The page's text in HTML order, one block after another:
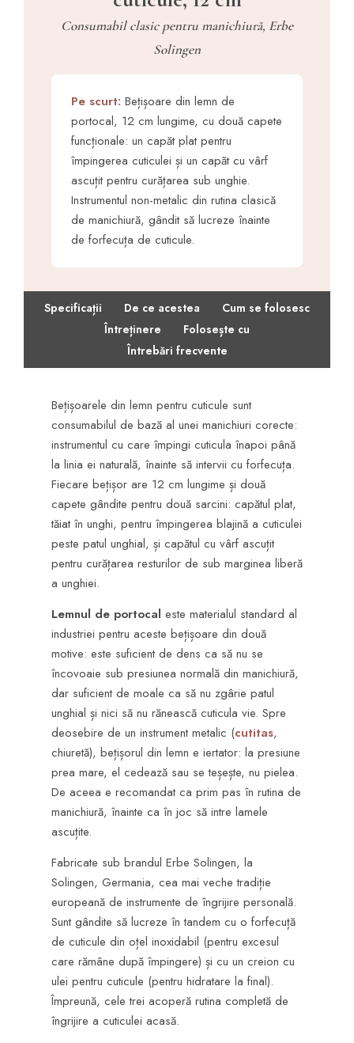
Consumabil clasic pentru manichiură, Erbe
Solingen
Pe scurt: Bețișoare din lemn de
portocal, 12 cm lungime, cu două capete
funcționale: un capăt plat pentru
împingerea cuticulei și un capăt cu vârf
ascuțit pentru curățarea sub unghie.
Instrumentul non-metalic din rutina clasică
de manichiură, gândit să lucreze înainte
de forfecuța de cuticule.
Specificații De ce acestea Cum se folosesc
Întreținere Folosește cu
Întrebări frecvente
Bețișoarele din lemn pentru cuticule sunt
consumabilul de bază al unei manichiuri corecte:
instrumentul cu care împingi cuticula înapoi până
la linia ei naturală, înainte să intervii cu forfecuța.
Fiecare bețișor are 12 cm lungime și două
capete gândite pentru două sarcini: capătul plat,
tăiat în unghi, pentru împingerea blajină a cuticulei
peste patul unghial, și capătul cu vârf ascuțit
pentru curățarea resturilor de sub marginea liberă
a unghiei.
Lemnul de portocal este materialul standard al
industriei pentru aceste bețișoare din două
motive: este suficient de dens ca să nu se
încovoaie sub presiunea normală din manichiură,
dar suficient de moale ca să nu zgârie patul
unghial și nici să nu rănească cuticula vie. Spre
deosebire de un instrument metalic (cutitas,
chiuretă), bețișorul din lemn e iertator: la presiune
prea mare, el cedează sau se teșește, nu pielea.
De aceea e recomandat ca prim pas în rutina de
manichiură, înainte ca în joc să intre lamele
ascuțite.
Fabricate sub brandul Erbe Solingen, la
Solingen, Germania, cea mai veche tradiție
europeană de instrumente de îngrijire personală.
Sunt gândite să lucreze în tandem cu o forfecuță
de cuticule din oțel inoxidabil (pentru excesul
care rămâne după împingere) și cu un creion cu
ulei pentru cuticule (pentru hidratare la final).
Împreună, cele trei acoperă rutina completă de
îngrijire a cuticulei acasă.